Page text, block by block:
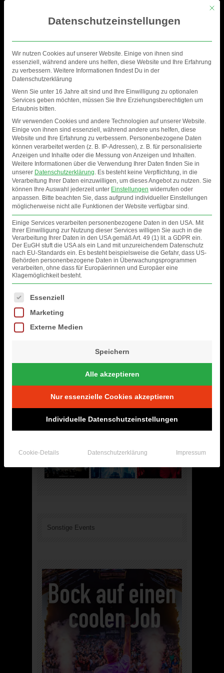
3 ARE LEGEND
FOTOS
Sonstige Events
Mit
Datenschutzeinstellungen
Wir nutzen Cookies auf unserer Website. Einige von ihnen sind
essenziell, während andere uns helfen, diese Website und Ihre Erfahrung
zu verbessern. Weitere Informationen findest Du in der
Datenschutzerklärung
Wenn Sie unter 16 Jahre alt sind und Ihre Einwilligung zu optionalen
Services geben möchten, müssen Sie Ihre Erziehungsberechtigten um
Erlaubnis bitten.
Wir verwenden Cookies und andere Technologien auf unserer Website.
Einige von ihnen sind essenziell, während andere uns helfen, diese
Website und Ihre Erfahrung zu verbessern. Personenbezogene Daten
können verarbeitet werden (z. B. IP-Adressen), z. B. für personalisierte
Anzeigen und Inhalte oder die Messung von Anzeigen und Inhalten.
Weitere Informationen über die Verwendung Ihrer Daten finden Sie in
unserer Datenschutzerklärung. Es besteht keine Verpflichtung, in die
Verarbeitung Ihrer Daten einzuwilligen, um dieses Angebot zu nutzen. Sie
können Ihre Auswahl jederzeit unter Einstellungen widerrufen oder
anpassen. Bitte beachten Sie, dass aufgrund individueller Einstellungen
möglicherweise nicht alle Funktionen der Website verfügbar sind.
Einige Services verarbeiten personenbezogene Daten in den USA. Mit
Ihrer Einwilligung zur Nutzung dieser Services willigen Sie auch in die
Verarbeitung Ihrer Daten in den USA gemäß Art. 49 (1) lit. a GDPR ein.
Der EuGH stuft die USA als ein Land mit unzureichendem Datenschutz
nach EU-Standards ein. Es besteht beispielsweise die Gefahr, dass US-
Behörden personenbezogene Daten in Überwachungsprogrammen
verarbeiten, ohne dass für Europäerinnen und Europäer eine
Klagemöglichkeit besteht.
Es folgt eine Liste der Service-Gruppen, für die eine Einwilligung erteilt
Essenziell
Marketing
Externe Medien
Speichern
Alle akzeptieren
Nur essenzielle Cookies akzeptieren
Individuelle Datenschutzeinstellungen
Cookie-Details Datenschutzerklärung Impressum